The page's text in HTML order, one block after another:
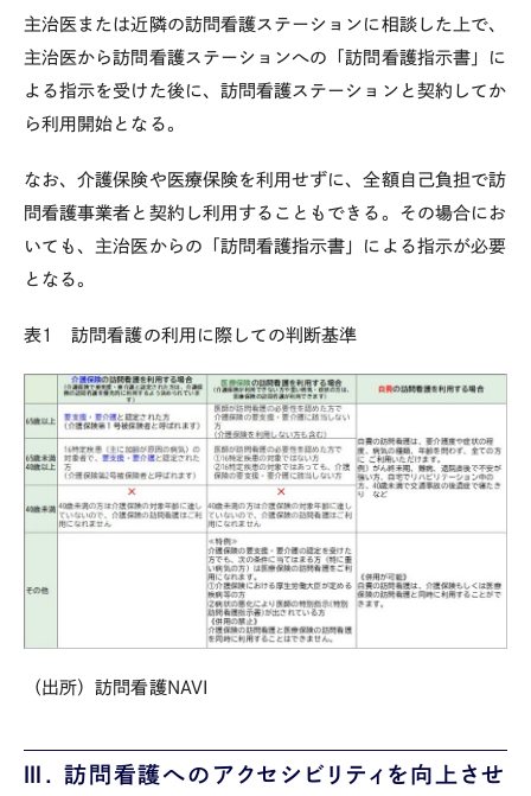
主治医または近隣の訪問看護ステーションに相談した上で、
主治医から訪問看護ステーションへの「訪問看護指示書」に
よる指示を受けた後に、訪問看護ステーションと契約してか
ら利用開始となる。
なお、介護保険や医療保険を利用せずに、全額自己負担で訪
問看護事業者と契約し利用することもできる。その場合にお
いても、主治医からの「訪問看護指示書」による指示が必要
となる。
表1 訪問看護の利用に際しての判断基準
（出所）訪問看護NAVI
Ⅲ. 訪問看護へのアクセシビリティを向上させ